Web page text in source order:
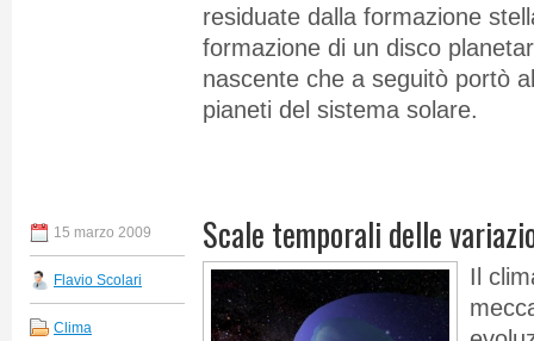
residuate dalla formazione
formazione di un disco
nascente che a seguitò portò
pianeti del sistema solare.
15 marzo 2009
Flavio Scolari
Clima
Scale temporali delle
Il